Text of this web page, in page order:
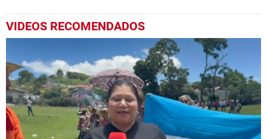
VIDEOS RECOMENDADOS